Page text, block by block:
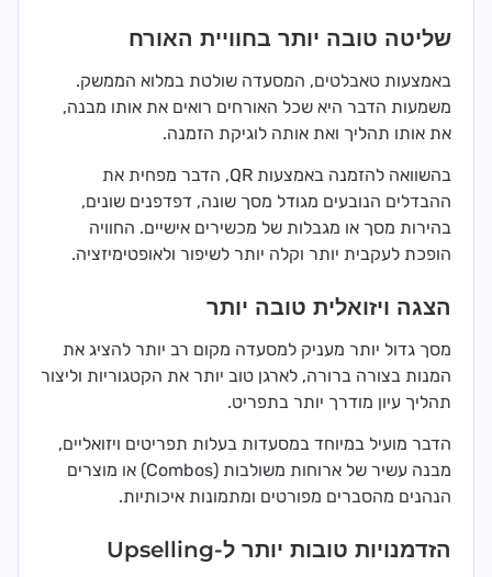
שליטה טובה יותר בחוויית האורח
באמצעות טאבלטים, המסעדה שולטת במלוא הממשק.
משמעות הדבר היא שכל האורחים רואים את אותו מבנה,
את אותו תהליך ואת אותה לוגיקת הזמנה.
בהשוואה להזמנה באמצעות QR, הדבר מפחית את
ההבדלים הנובעים מגודל מסך שונה, דפדפנים שונים,
בהירות מסך או מגבלות של מכשירים אישיים. החוויה
הופכת לעקבית יותר וקלה יותר לשיפור ולאופטימיזציה.
הצגה ויזואלית טובה יותר
מסך גדול יותר מעניק למסעדה מקום רב יותר להציג את
המנות בצורה ברורה, לארגן טוב יותר את הקטגוריות וליצור
תהליך עיון מודרך יותר בתפריט.
הדבר מועיל במיוחד במסעדות בעלות תפריטים ויזואליים,
מבנה עשיר של ארוחות משולבות (Combos) או מוצרים
הנהנים מהסברים מפורטים ומתמונות איכותיות.
הזדמנויות טובות יותר ל-Upselling